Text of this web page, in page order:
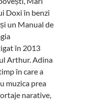
Doxi în benzi
un Manual de
în 2013
Arthur. Adina
în care a
muzica prea
narative,